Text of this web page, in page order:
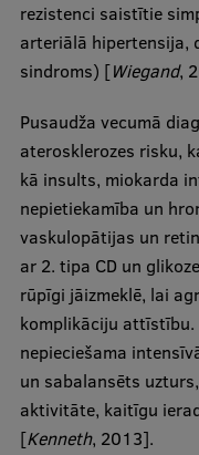
Research Services
Research Projects
Research Breakfast
Completed
Vertically
Scientific
Innovation Centre
International
rezistenci saistītie
arteriālā hipertensija,
sindroms) [Wiegand,
Pusaudža vecumā
aterosklerozes risku,
kā insults, miokarda
nepietiekamība un
vaskulopātijas un
ar 2. tipa CD un
rūpīgi jāizmeklē, lai
komplikāciju
nepieciešama
un sabalansēts
aktivitāte, kaitīgu
[Kenneth, 2013].